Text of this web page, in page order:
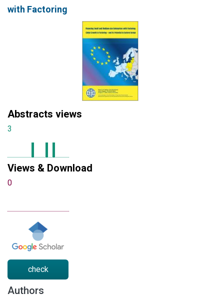
with Factoring
Abstracts views
3
Views & Download
0
check
Authors